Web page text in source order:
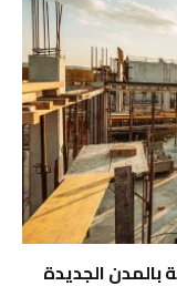
استثمارية بالمدن الجديدة